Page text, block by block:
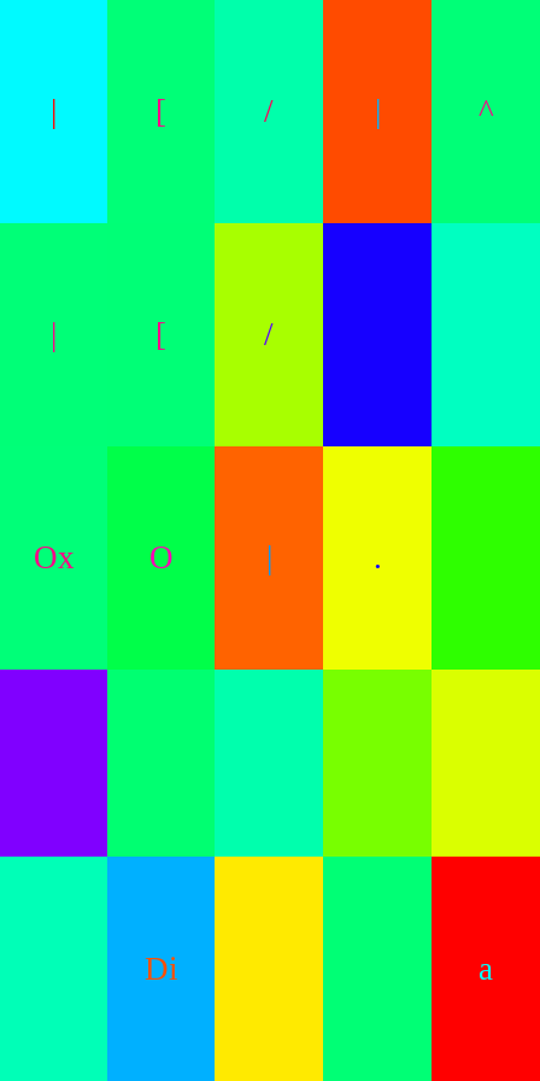
| [ / | ^
| [ /
Ox O | .
Di a